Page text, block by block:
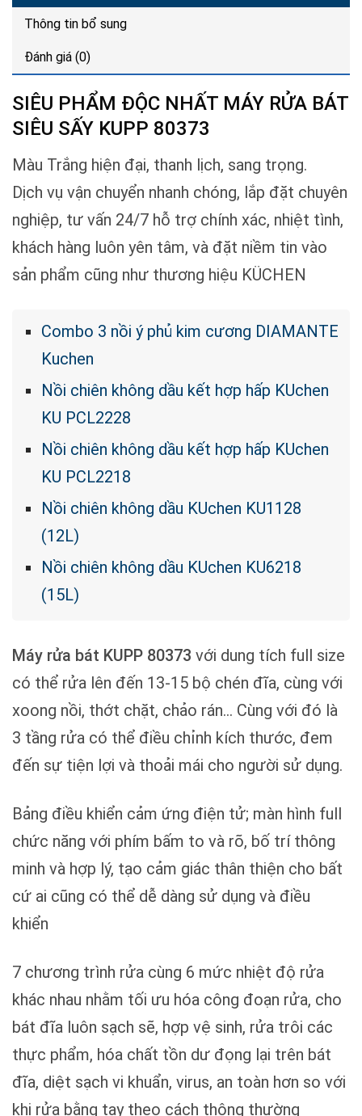
Thông tin bổ sung
Đánh giá (0)
SIÊU PHẨM ĐỘC NHẤT MÁY RỬA BÁT
SIÊU SẤY KUPP 80373
Màu Trắng hiện đại, thanh lịch, sang trọng.
Dịch vụ vận chuyển nhanh chóng, lắp đặt chuyên
nghiệp, tư vấn 24/7 hỗ trợ chính xác, nhiệt tình,
khách hàng luôn yên tâm, và đặt niềm tin vào
sản phẩm cũng như thương hiệu KÜCHEN
Combo 3 nồi ý phủ kim cương DIAMANTE
Kuchen
Nồi chiên không dầu kết hợp hấp KUchen
KU PCL2228
Nồi chiên không dầu kết hợp hấp KUchen
KU PCL2218
Nồi chiên không dầu KUchen KU1128
(12L)
Nồi chiên không dầu KUchen KU6218
(15L)
Máy rửa bát KUPP 80373 với dung tích full size
có thể rửa lên đến 13-15 bộ chén đĩa, cùng với
xoong nồi, thớt chặt, chảo rán… Cùng với đó là
3 tầng rửa có thể điều chỉnh kích thước, đem
đến sự tiện lợi và thoải mái cho người sử dụng.
Bảng điều khiển cảm ứng điện tử; màn hình full
chức năng với phím bấm to và rõ, bố trí thông
minh và hợp lý, tạo cảm giác thân thiện cho bất
cứ ai cũng có thể dễ dàng sử dụng và điều
khiển
7 chương trình rửa cùng 6 mức nhiệt độ rửa
khác nhau nhằm tối ưu hóa công đoạn rửa, cho
bát đĩa luôn sạch sẽ, hợp vệ sinh, rửa trôi các
thực phẩm, hóa chất tồn dư đọng lại trên bát
đĩa, diệt sạch vi khuẩn, virus, an toàn hơn so với
khi rửa bằng tay theo cách thông thường